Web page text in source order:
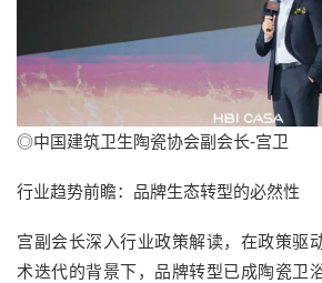
◎中国建筑卫生陶瓷协会副会长-宫卫
行业趋势前瞻：品牌生态转型的必然性
宫副会长深入行业政策解读，在政策驱
术迭代的背景下，品牌转型已成陶瓷卫